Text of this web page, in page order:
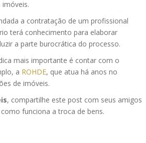
a contratação de um profissional
terá conhecimento para elaborar
a parte burocrática do processo.
mais importante é contar com o
a ROHDE, que atua há anos no
de imóveis.
, compartilhe este post com seus amigos
funciona a troca de bens.